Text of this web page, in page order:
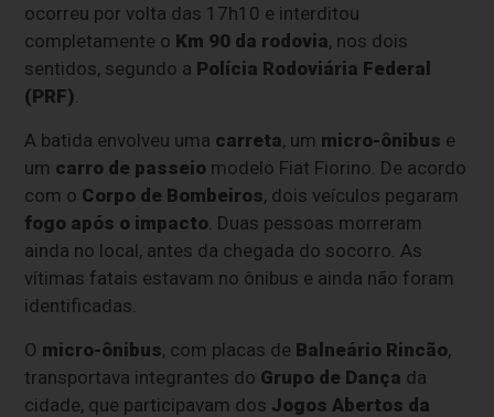
ocorreu por volta das 17h10 e interditou
completamente o Km 90 da rodovia, nos dois
sentidos, segundo a Polícia Rodoviária Federal
(PRF)
A batida envolveu uma carreta, um micro-ônibus e
um carro de passeio modelo Fiat Fiorino. De acordo
com o Corpo de Bombeiros, dois veículos pegaram
fogo após o impacto . Duas pessoas morreram
ainda no local, antes da chegada do socorro. As
vítimas fatais estavam no ônibus e ainda não foram
identificadas.
O micro-ônibus, com placas de Balneário Rincão,
transportava integrantes do Grupo de Dança da
cidade, que participavam dos Jogos Abertos da